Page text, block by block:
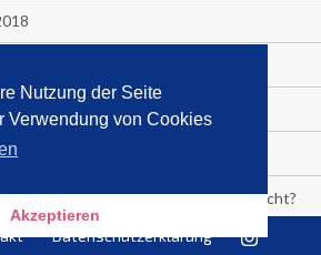
Nutzung der Seite
Verwendung von Cookies
Akzeptieren
vorzeitig Zusammenarbeit
Marktanteile seit 2013 vervierfacht?
Datenschutzerklärung